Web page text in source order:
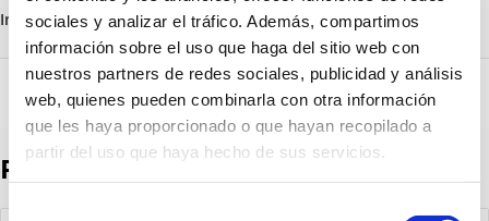
sociales y analizar el tráfico. Además, compartimos
información sobre el uso que haga del sitio web con
nuestros partners de redes sociales, publicidad y análisis
web, quienes pueden combinarla con otra información
que les haya proporcionado o que hayan recopilado a
partir del uso que haya hecho de sus servicios.
Información destacada Detalles técnicosVista 3D
Productos destacados